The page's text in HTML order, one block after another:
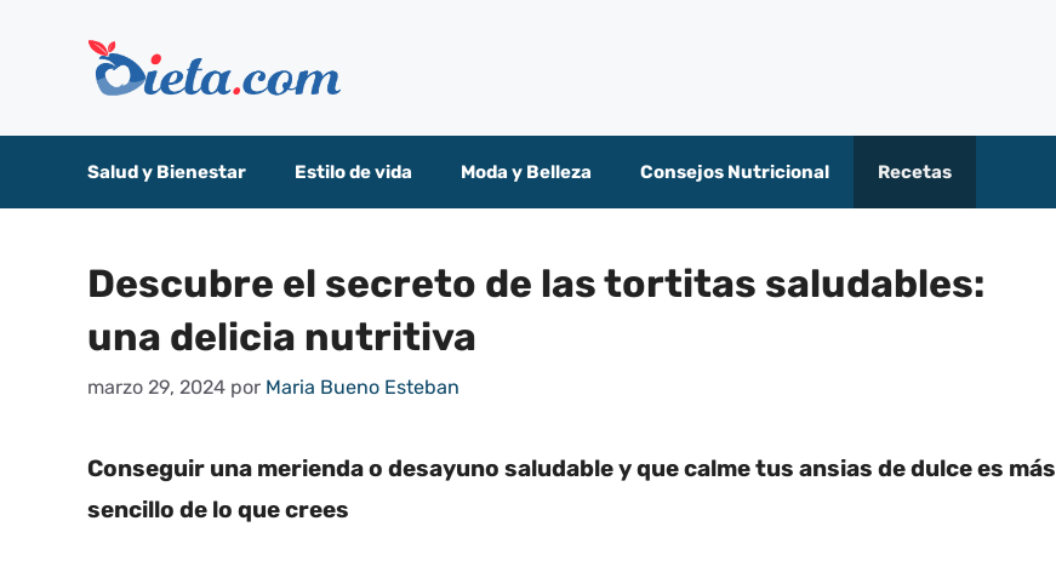
contenido
Salud y Bienestar Estilo de vida Moda y Belleza Consejos Nutricional Recetas
Descubre el secreto de las tortitas saludables:
una delicia nutritiva
marzo 29, 2024 por Maria Bueno Esteban
Conseguir una merienda o desayuno saludable y que calme tus ansias de dulce es más
sencillo de lo que crees